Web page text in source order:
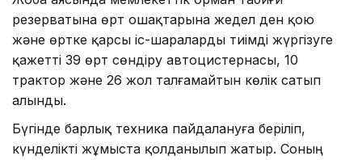
резерватына өрт ошақтарына жедел ден қою
және өртке қарсы іс-шараларды тиімді жүргізуге
қажетті 39 өрт сөндіру автоцистернасы, 10
трактор және 26 жол талғамайтын көлік сатып
алынды.
Бүгінде барлық техника пайдалануға беріліп,
күнделікті жұмыста қолданылып жатыр. Соның